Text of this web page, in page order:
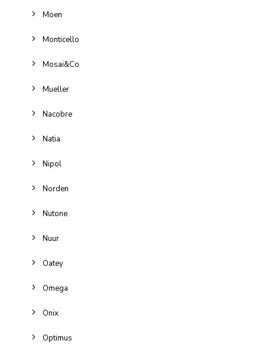
Moen
Monticello
Mosai&Co
Mueller
Nacobre
Natia
Nipol
Norden
Nutone
Nuur
Oatey
Omega
Onix
Optimus